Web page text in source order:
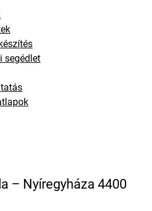
segédlet
– Nyíregyháza 4400